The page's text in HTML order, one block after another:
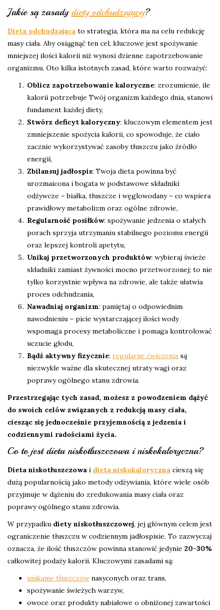
Jakie są zasady diety odchudzającej?
Dieta odchudzająca to strategia, która ma na celu redukcję
masy ciała. Aby osiągnąć ten cel, kluczowe jest spożywanie
mniejszej ilości kalorii niż wynosi dzienne zapotrzebowanie
organizmu. Oto kilka istotnych zasad, które warto rozważyć:
Oblicz zapotrzebowanie kaloryczne: zrozumienie, ile
kalorii potrzebuje Twój organizm każdego dnia, stanowi
fundament każdej diety,
Stwórz deficyt kaloryczny: kluczowym elementem jest
zmniejszenie spożycia kalorii, co spowoduje, że ciało
zacznie wykorzystywać zasoby tłuszczu jako źródło
energii,
Zbilansuj jadłospis: Twoja dieta powinna być
urozmaicona i bogata w podstawowe składniki
odżywcze – białka, tłuszcze i węglowodany – co wspiera
prawidłowy metabolizm oraz ogólne zdrowie,
Regularność posiłków: spożywanie jedzenia o stałych
porach sprzyja utrzymaniu stabilnego poziomu energii
oraz lepszej kontroli apetytu,
Unikaj przetworzonych produktów: wybieraj świeże
składniki zamiast żywności mocno przetworzonej; to nie
tylko korzystnie wpływa na zdrowie, ale także ułatwia
proces odchudzania,
Nawadniaj organizm: pamiętaj o odpowiednim
nawodnieniu – picie wystarczającej ilości wody
wspomaga procesy metaboliczne i pomaga kontrolować
uczucie głodu,
Bądź aktywny fizycznie: regularne ćwiczenia są
niezwykle ważne dla skutecznej utraty wagi oraz
poprawy ogólnego stanu zdrowia.
Przestrzegając tych zasad, możesz z powodzeniem dążyć
do swoich celów związanych z redukcją masy ciała,
ciesząc się jednocześnie przyjemnością z jedzenia i
codziennymi radościami życia.
Co to jest dieta niskotłuszczowa i niskokaloryczna?
Dieta niskotłuszczowa i dieta niskokaloryczna cieszą się
dużą popularnością jako metody odżywiania, które wiele osób
przyjmuje w dążeniu do zredukowania masy ciała oraz
poprawy ogólnego stanu zdrowia.
W przypadku diety niskotłuszczowej, jej głównym celem jest
ograniczenie tłuszczu w codziennym jadłospisie. To zazwyczaj
oznacza, że ilość tłuszczów powinna stanowić jedynie 20-30%
całkowitej podaży kalorii. Kluczowymi zasadami są:
unikanie tłuszczów nasyconych oraz trans,
spożywanie świeżych warzyw,
owoce oraz produkty nabiałowe o obniżonej zawartości